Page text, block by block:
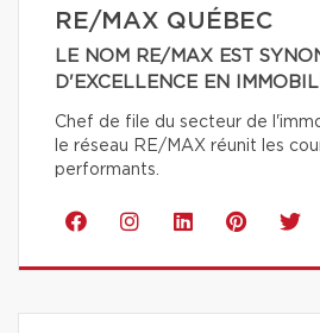
RE/MAX QUÉBEC
LE NOM RE/MAX EST
D'EXCELLENCE EN
Chef de file du secteur de
le réseau RE/MAX réunit les
performants.